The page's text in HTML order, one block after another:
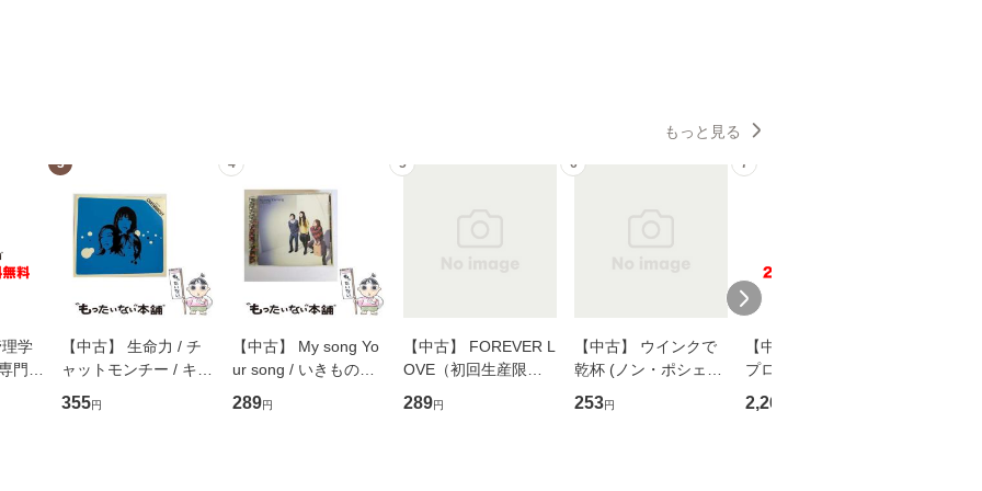
もっと見る
学
門職
3
【中古】 生命力 / チ
ャットモンチー / キュ
ーンレコード [CD]
【メール便送料無料】
355円
4
【中古】 My song Yo
ur song / いきものが
かり / [CD]【メール便
送料無料】
289円
5
【中古】 FOREVER L
OVE（初回生産限定
盤） / 清水翔太×加藤
ミリヤ / [CD]【メール
289円
6
【中古】 ウインクで
乾杯 (ノン・ポシェッ
ト) / 東野圭吾 / 祥伝
社 [文庫]【メール便送
253円
7
【中古】 野ブタ。を
プロデュース [DVD-B
OX] / バップ [DVD]
【メール便送料無料】
2,266